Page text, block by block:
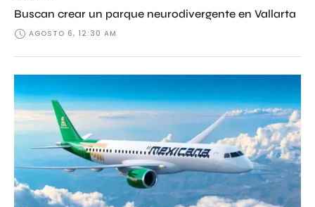
Buscan crear un parque neurodivergente en Vallarta
AGOSTO 6, 12:30 AM